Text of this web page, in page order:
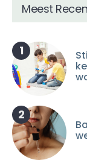
Meest
1
2